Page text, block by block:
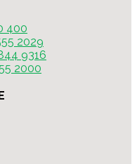
400
2029
9316
2000